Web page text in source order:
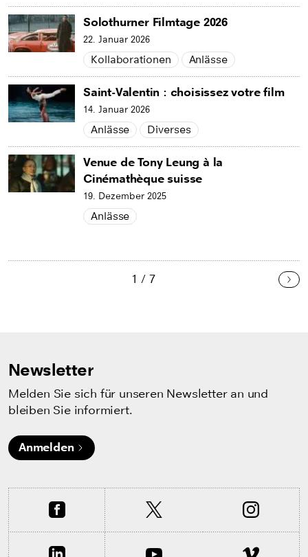
Solothurner Filmtage 2026
22. Januar 2026
Kollaborationen Anlässe
Saint-Valentin : choisissez votre film
14. Januar 2026
Anlässe Diverses
Venue de Tony Leung à la
Cinémathèque suisse
19. Dezember 2025
Anlässe
1 / 7
Newsletter
Melden Sie sich für unseren Newsletter an und
bleiben Sie informiert.
Anmelden